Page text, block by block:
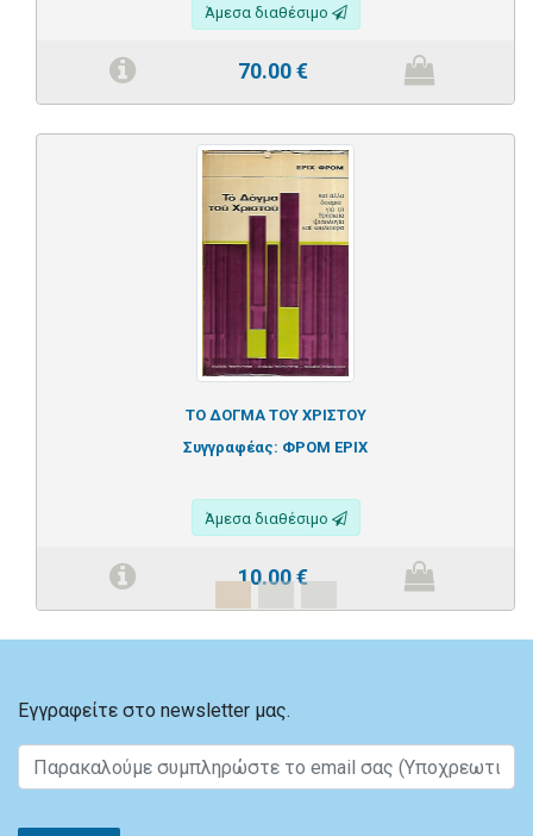
Άμεσα διαθέσιμο
70.00€
ΤΟ ΔΟΓΜΑ ΤΟΥ ΧΡΙΣΤΟΥ
Συγγραφέας: ΦΡΟΜ ΕΡΙΧ
Άμεσα διαθέσιμο
10.00€
Εγγραφείτε στο newsletter μας.